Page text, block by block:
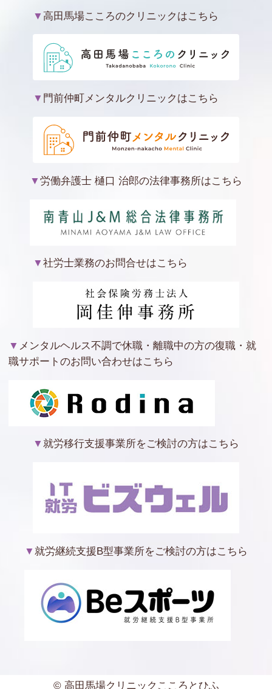
▼ 高田馬場こころのクリニックはこちら
▼ 門前仲町メンタルクリニックはこちら
▼ 労働弁護士 樋口 治郎の法律事務所はこちら
▼ 社労士業務のお問合せはこちら
▼ メンタルヘルス不調で休職・離職中の方の復職・就
職サポートのお問い合わせはこちら
▼ 就労移行支援事業所をご検討の方はこちら
▼ 就労継続支援B型事業所をご検討の方はこちら
© 高田馬場クリニックこころとひふ